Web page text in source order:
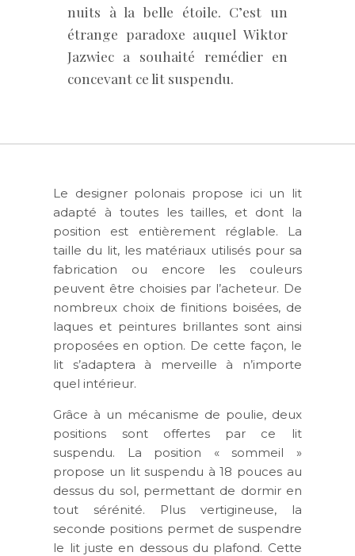
nuits à la belle étoile. C’est un
étrange paradoxe auquel Wiktor
Jazwiec a souhaité remédier en
concevant ce lit suspendu.
Le designer polonais propose ici un lit
adapté à toutes les tailles, et dont la
position est entièrement réglable. La
taille du lit, les matériaux utilisés pour sa
fabrication ou encore les couleurs
peuvent être choisies par l’acheteur. De
nombreux choix de finitions boisées, de
laques et peintures brillantes sont ainsi
proposées en option. De cette façon, le
lit s’adaptera à merveille à n’importe
quel intérieur.
Grâce à un mécanisme de poulie, deux
positions sont offertes par ce lit
suspendu. La position « sommeil »
propose un lit suspendu à 18 pouces au
dessus du sol, permettant de dormir en
tout sérénité. Plus vertigineuse, la
seconde positions permet de suspendre
le lit juste en dessous du plafond. Cette